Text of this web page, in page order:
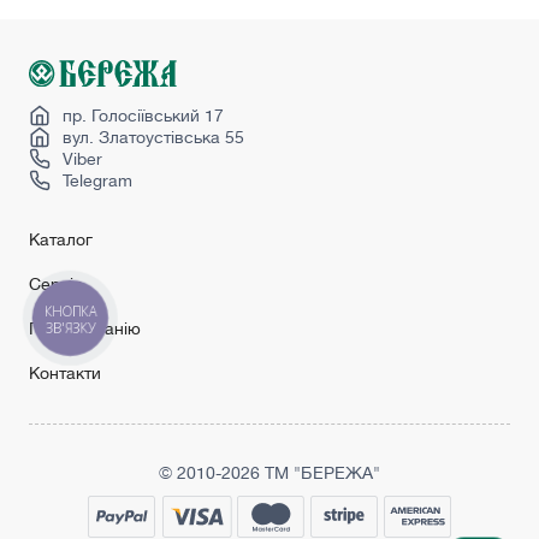
Перегородка в кімнаті
Wakewood двері
пр. Голосіївський 17
вул. Златоустівська 55
Viber
Telegram
Каталог
Сервіс
Про компанію
Контакти
© 2010-2026 ТМ "БЕРЕЖА"
КНОПКА
ЗВ'ЯЗКУ